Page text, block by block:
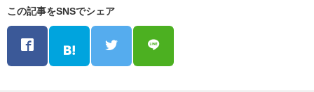
この記事をSNSでシェア